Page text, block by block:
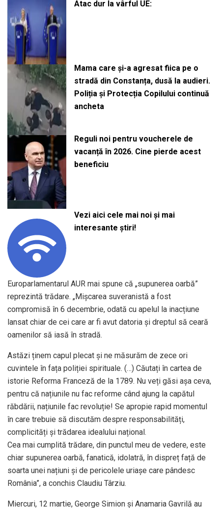
Atac dur la vârful UE:
Mama care și-a agresat fiica pe o
stradă din Constanța, dusă la audieri.
Poliția și Protecția Copilului continuă
ancheta
Reguli noi pentru voucherele de
vacanță în 2026. Cine pierde acest
beneficiu
Vezi aici cele mai noi și mai
interesante știri!
Europarlamentarul AUR mai spune că „supunerea oarbă”
reprezintă trădare. „Mișcarea suveranistă a fost
compromisă în 6 decembrie, odată cu apelul la inacțiune
lansat chiar de cei care ar fi avut datoria și dreptul să ceară
oamenilor să iasă în stradă.
Astăzi ținem capul plecat și ne măsurăm de zece ori
cuvintele în fața poliției spirituale. (…) Căutați în cartea de
istorie Reforma Franceză de la 1789. Nu veți găsi așa ceva,
pentru că națiunile nu fac reforme când ajung la capătul
răbdării, națiunile fac revoluție! Se apropie rapid momentul
în care trebuie să discutăm despre responsabilități,
complicități și trădarea idealului național.
Cea mai cumplită trădare, din punctul meu de vedere, este
chiar supunerea oarbă, fanatică, idolatră, în dispreț față de
soarta unei națiuni și de pericolele uriașe care pândesc
România”, a conchis Claudiu Târziu.
Miercuri, 12 martie, George Simion și Anamaria Gavrilă au